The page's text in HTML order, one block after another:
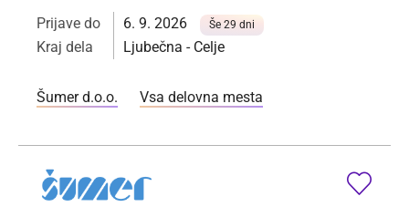
Prijave do 6. 9. 2026 Še 29 dni
Kraj dela Ljubečna - Celje
Šumer d.o.o. Vsa delovna mesta